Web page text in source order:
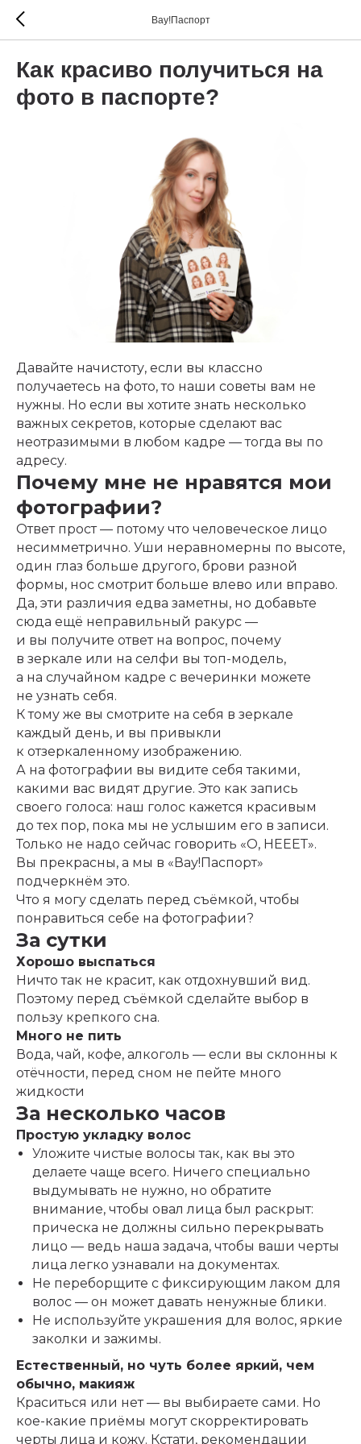
Вау!Паспорт
Как красиво получиться на
фото в паспорте?
Давайте начистоту, если вы классно
получаетесь на фото, то наши советы вам не
нужны. Но если вы хотите знать несколько
важных секретов, которые сделают вас
неотразимыми в любом кадре — тогда вы по
адресу.
Почему мне не нравятся мои
фотографии?
Ответ прост — потому что человеческое лицо
несимметрично. Уши неравномерны по высоте,
один глаз больше другого, брови разной
формы, нос смотрит больше влево или вправо.
Да, эти различия едва заметны, но добавьте
сюда ещё неправильный ракурс —
и вы получите ответ на вопрос, почему
в зеркале или на селфи вы топ-модель,
а на случайном кадре с вечеринки можете
не узнать себя.
К тому же вы смотрите на себя в зеркале
каждый день, и вы привыкли
к отзеркаленному изображению.
А на фотографии вы видите себя такими,
какими вас видят другие. Это как запись
своего голоса: наш голос кажется красивым
до тех пор, пока мы не услышим его в записи.
Только не надо сейчас говорить «О, НЕЕЕТ».
Вы прекрасны, а мы в «Вау!Паспорт»
подчеркнём это.
Что я могу сделать перед съёмкой, чтобы
понравиться себе на фотографии?
За сутки
Хорошо выспаться
Ничто так не красит, как отдохнувший вид.
Поэтому перед съёмкой сделайте выбор в
пользу крепкого сна.
Много не пить
Вода, чай, кофе, алкоголь — если вы склонны к
отёчности, перед сном не пейте много
жидкости
За несколько часов
Простую укладку волос
Уложите чистые волосы так, как вы это
делаете чаще всего. Ничего специально
выдумывать не нужно, но обратите
внимание, чтобы овал лица был раскрыт:
прическа не должны сильно перекрывать
лицо — ведь наша задача, чтобы ваши черты
лица легко узнавали на документах.
Не переборщите с фиксирующим лаком для
волос — он может давать ненужные блики.
Не используйте украшения для волос, яркие
заколки и зажимы.
Естественный, но чуть более яркий, чем
обычно, макияж
Краситься или нет — вы выбираете сами. Но
кое-какие приёмы могут скорректировать
черты лица и кожу. Кстати, рекомендации